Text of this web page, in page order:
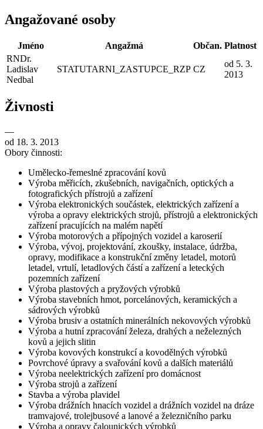
Angažované osoby
Jméno Angažmá Občan. Platnost
RNDr.
Ladislav
Nedbal
STATUTARNI_ZASTUPCE_RZP CZ
od 5. 3.
2013
Živnosti
—
od 18. 3. 2013
Obory činnosti:
Umělecko-řemeslné zpracování kovů
Výroba měřicích, zkušebních, navigačních, optických a
fotografických přístrojů a zařízení
Výroba elektronických součástek, elektrických zařízení a
výroba a opravy elektrických strojů, přístrojů a elektronických
zařízení pracujících na malém napětí
Výroba motorových a přípojných vozidel a karoserií
Výroba, vývoj, projektování, zkoušky, instalace, údržba,
opravy, modifikace a konstrukční změny letadel, motorů
letadel, vrtulí, letadlových částí a zařízení a leteckých
pozemních zařízení
Výroba plastových a pryžových výrobků
Výroba stavebních hmot, porcelánových, keramických a
sádrových výrobků
Výroba brusiv a ostatních minerálních nekovových výrobků
Výroba a hutní zpracování železa, drahých a neželezných
kovů a jejich slitin
Výroba kovových konstrukcí a kovodělných výrobků
Povrchové úpravy a svařování kovů a dalších materiálů
Výroba neelektrických zařízení pro domácnost
Výroba strojů a zařízení
Stavba a výroba plavidel
Výroba drážních hnacích vozidel a drážních vozidel na dráze
tramvajové, trolejbusové a lanové a železničního parku
Výroba a opravy čalounických výrobků